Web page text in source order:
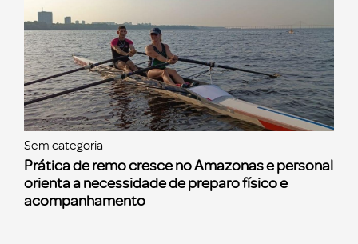
Sem categoria
Prática de remo cresce no Amazonas e personal
orienta a necessidade de preparo físico e
acompanhamento